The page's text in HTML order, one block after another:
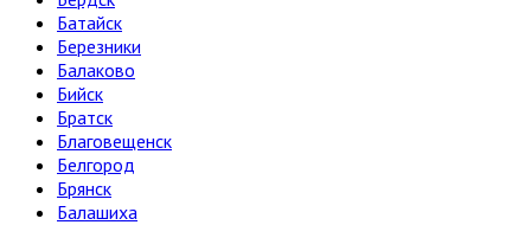
Батайск
Березники
Балаково
Бийск
Братск
Благовещенск
Белгород
Брянск
Балашиха